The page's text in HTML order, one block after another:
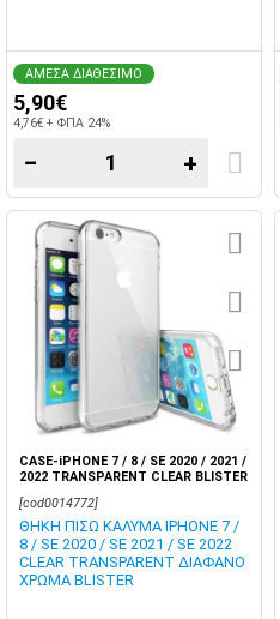
ΑΜΕΣΑ ΔΙΑΘΕΣΙΜΟ
5,90€
4,76€ + ΦΠΑ 24%
− +
CASE-iPHONE 7 / 8 / SE 2020 / 2021 /
2022 TRANSPARENT CLEAR BLISTER
[cod0014772]
ΘΗΚΗ ΠΙΣΩ ΚΑΛΥΜΑ IPHONE 7 /
8 / SE 2020 / SE 2021 / SE 2022
CLEAR TRANSPARENT ΔΙΑΦΑΝΟ
ΧΡΩΜΑ BLISTER